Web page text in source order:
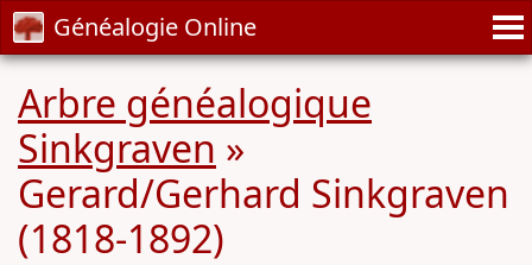
Généalogie Online
Arbre généalogique
Sinkgraven »
Gerard/Gerhard Sinkgraven
(1818-1892)